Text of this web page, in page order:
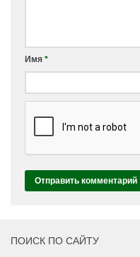
Имя *
ПОИСК ПО САЙТУ